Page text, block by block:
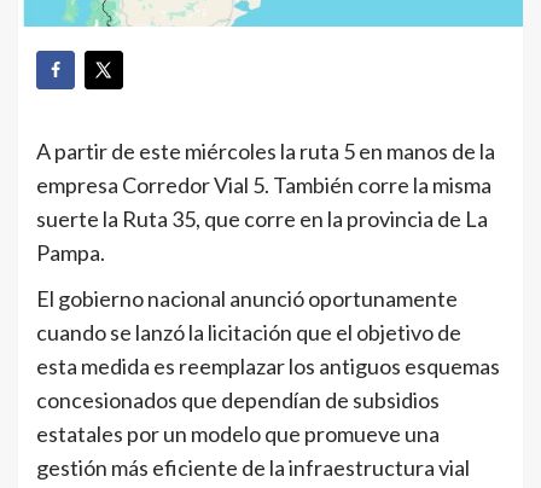
A partir de este miércoles la ruta 5 en manos de la
empresa Corredor Vial 5. También corre la misma
suerte la Ruta 35, que corre en la provincia de La
Pampa.
El gobierno nacional anunció oportunamente
cuando se lanzó la licitación que el objetivo de
esta medida es reemplazar los antiguos esquemas
concesionados que dependían de subsidios
estatales por un modelo que promueve una
gestión más eficiente de la infraestructura vial